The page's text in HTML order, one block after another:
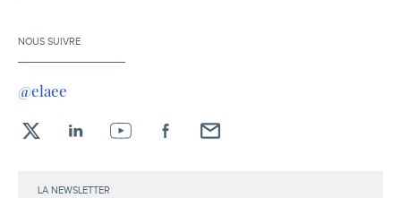
NOUS SUIVRE
@elaee
LA NEWSLETTER